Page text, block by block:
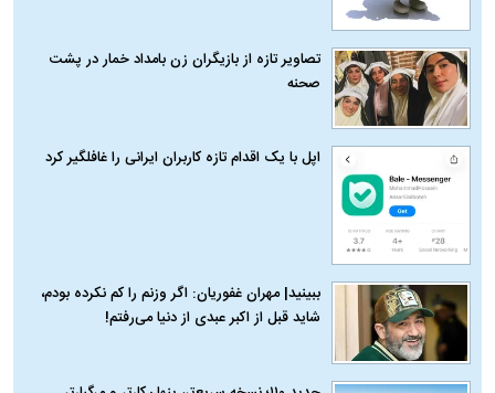
تصاویر تازه از بازیگران زن بامداد خمار در پشت
صحنه
اپل با یک اقدام تازه کاربران ایرانی را غافلگیر کرد
ببینید| مهران غفوریان: اگر وزنم را کم نکرده بودم،
شاید قبل از اکبر عبدی از دنیا می‌رفتم!